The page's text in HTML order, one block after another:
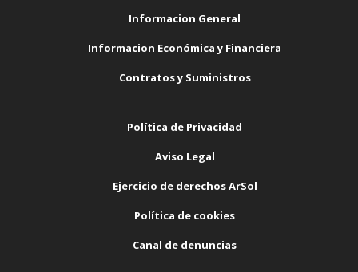
Informacion General
Informacion Económica y Financiera
Contratos y Suministros
Política de Privacidad
Aviso Legal
Ejercicio de derechos ArSol
Política de cookies
Canal de denuncias